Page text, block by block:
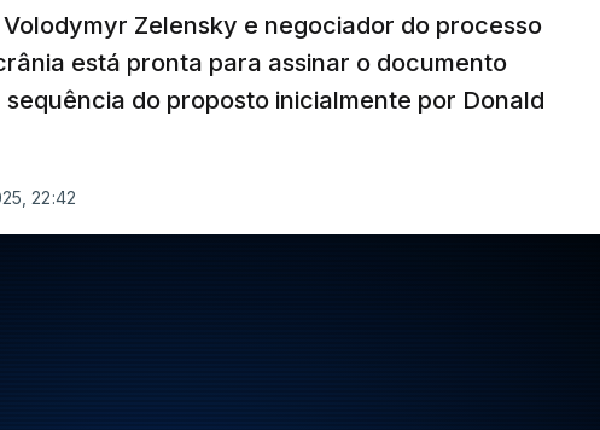
Zelensky e negociador do processo
está pronta para assinar o documento
sequência do proposto inicialmente por Donald
22:42